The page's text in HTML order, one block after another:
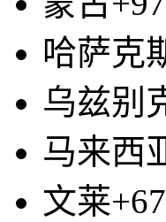
哈萨克
乌兹别
马来西
文莱